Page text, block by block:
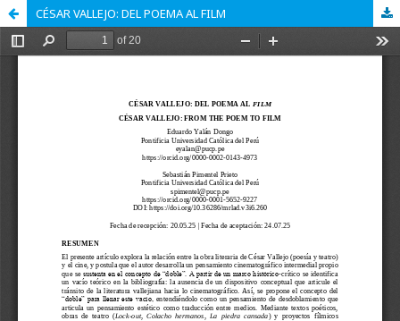
CÉSAR VALLEJO: DEL POEMA AL FILM